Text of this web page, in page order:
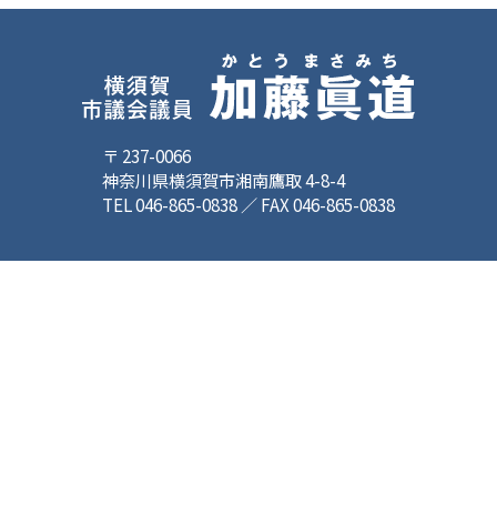
〒 237-0066
神奈川県横須賀市湘南鷹取 4-8-4
TEL 046-865-0838 ／ FAX 046-865-0838